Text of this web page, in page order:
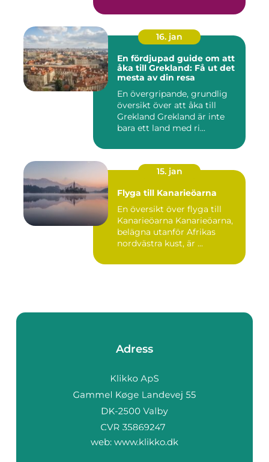
16. jan
En fördjupad guide om att
åka till Grekland: Få ut det
mesta av din resa
En övergripande, grundlig
översikt över att åka till
Grekland Grekland är inte
bara ett land med ri...
15. jan
Flyga till Kanarieöarna
En översikt över flyga till
Kanarieöarna Kanarieöarna,
belägna utanför Afrikas
nordvästra kust, är ...
Adress
web: www.klikko.dk